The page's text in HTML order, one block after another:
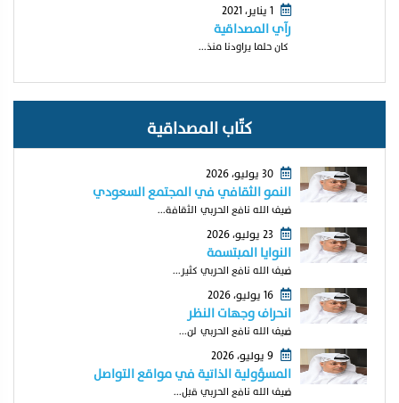
1 يناير، 2021
رآي المصداقية
كان حلما يراودنا منذ...
كتّاب المصداقية
30 يوليو، 2026
النمو الثقافي في المجتمع السعودي
ضيف الله نافع الحربي الثقافة...
النوايا المبتسمة
ضيف الله نافع الحربي كثير...
16 يوليو، 2026
انحراف وجهات النظر
ضيف الله نافع الحربي لن...
9 يوليو، 2026
المسؤولية الذاتية في مواقع التواصل
ضيف الله نافع الحربي قبل...